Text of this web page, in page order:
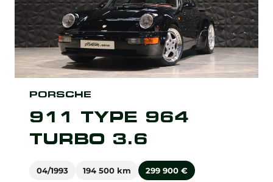
911 TYPE 964
TURBO 3.6
PORSCHE
04/1993 194 500 km 299 900 €